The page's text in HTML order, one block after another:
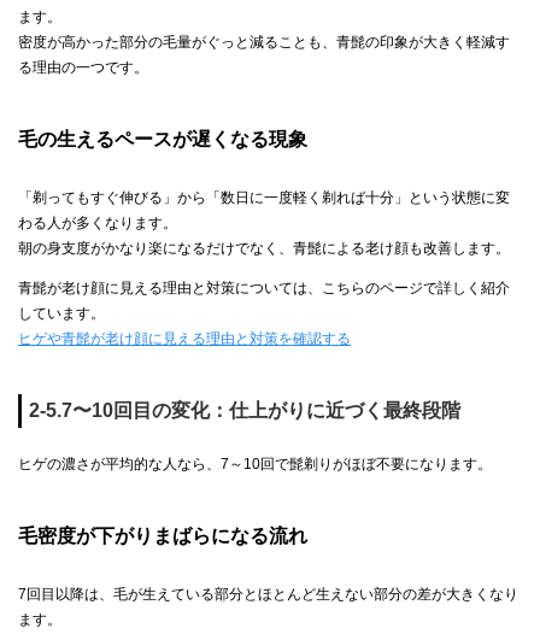
ます。
密度が高かった部分の毛量がぐっと減ることも、青髭の印象が大きく軽減す
る理由の一つです。
毛の生えるペースが遅くなる現象
「剃ってもすぐ伸びる」から「数日に一度軽く剃れば十分」という状態に変
わる人が多くなります。
朝の身支度がかなり楽になるだけでなく、青髭による老け顔も改善します。
青髭が老け顔に見える理由と対策については、こちらのページで詳しく紹介
しています。
ヒゲや青髭が老け顔に見える理由と対策を確認する
2-5.7〜10回目の変化：仕上がりに近づく最終段階
ヒゲの濃さが平均的な人なら、7～10回で髭剃りがほぼ不要になります。
毛密度が下がりまばらになる流れ
7回目以降は、毛が生えている部分とほとんど生えない部分の差が大きくなり
ます。